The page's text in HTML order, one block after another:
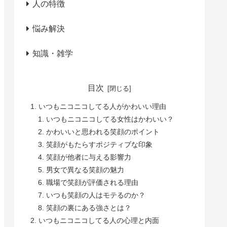
人の特徴
悩み解決
知識・雑学
目次
いつもニコニコしてる人がかわいい理由
いつもニコニコしてる女性はかわいい？
かわいいと思われる笑顔のポイント
笑顔がもたらすポジティブな印象
笑顔が他者に与える影響力
男女で異なる笑顔の魅力
職場で笑顔が評価される理由
いつも笑顔の人はモテるのか？
笑顔の裏にある強さとは？
いつもニコニコしてる人の心理と内面